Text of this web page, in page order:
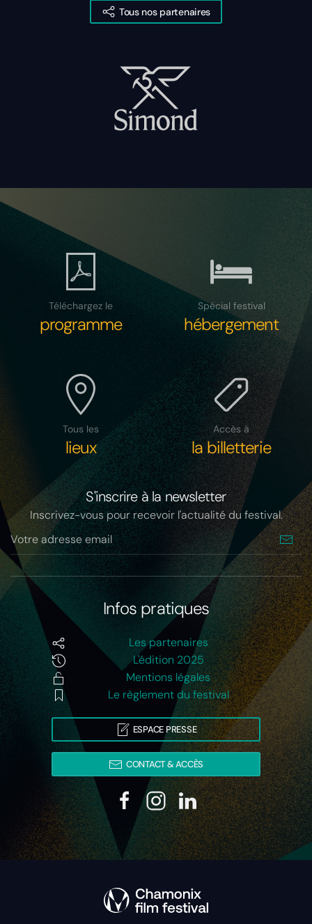
Tous nos partenaires
Téléchargez le
programme
Spécial festival
hébergement
Tous les
lieux
Accès à
la billetterie
S'inscrire à la newsletter
Inscrivez-vous pour recevoir l'actualité du festival.
Infos pratiques
Les partenaires
L'édition 2025
Mentions légales
Le règlement du festival
ESPACE PRESSE
CONTACT & ACCÈS